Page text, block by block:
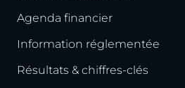
Agenda financier
Information réglementée
Résultats & chiffres-clés